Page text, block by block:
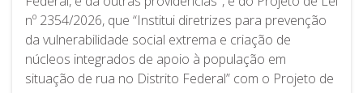
nº 2354/2026, que “Institui diretrizes para prevenção
da vulnerabilidade social extrema e criação de
núcleos integrados de apoio à população em
situação de rua no Distrito Federal” com o Projeto de